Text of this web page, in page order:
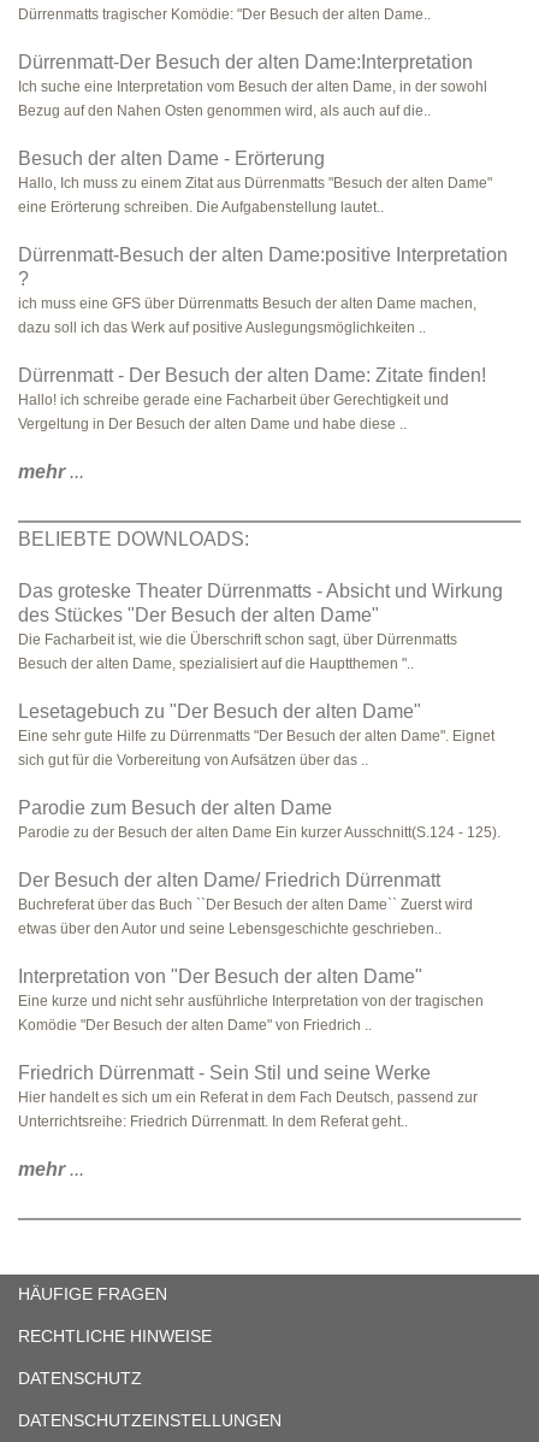
Dürrenmatts tragischer Komödie: "Der Besuch der alten Dame..
Dürrenmatt-Der Besuch der alten Dame:Interpretation
Ich suche eine Interpretation vom Besuch der alten Dame, in der sowohl
Bezug auf den Nahen Osten genommen wird, als auch auf die..
Besuch der alten Dame - Erörterung
Hallo, Ich muss zu einem Zitat aus Dürrenmatts "Besuch der alten Dame"
eine Erörterung schreiben. Die Aufgabenstellung lautet..
Dürrenmatt-Besuch der alten Dame:positive Interpretation
?
ich muss eine GFS über Dürrenmatts Besuch der alten Dame machen,
dazu soll ich das Werk auf positive Auslegungsmöglichkeiten ..
Dürrenmatt - Der Besuch der alten Dame: Zitate finden!
Hallo! ich schreibe gerade eine Facharbeit über Gerechtigkeit und
Vergeltung in Der Besuch der alten Dame und habe diese ..
mehr...
BELIEBTE DOWNLOADS:
Das groteske Theater Dürrenmatts - Absicht und Wirkung
des Stückes "Der Besuch der alten Dame"
Die Facharbeit ist, wie die Überschrift schon sagt, über Dürrenmatts
Besuch der alten Dame, spezialisiert auf die Hauptthemen "..
Lesetagebuch zu "Der Besuch der alten Dame"
Eine sehr gute Hilfe zu Dürrenmatts "Der Besuch der alten Dame". Eignet
sich gut für die Vorbereitung von Aufsätzen über das ..
Parodie zum Besuch der alten Dame
Parodie zu der Besuch der alten Dame Ein kurzer Ausschnitt(S.124 - 125).
Der Besuch der alten Dame/ Friedrich Dürrenmatt
Buchreferat über das Buch ``Der Besuch der alten Dame`` Zuerst wird
etwas über den Autor und seine Lebensgeschichte geschrieben..
Interpretation von "Der Besuch der alten Dame"
Eine kurze und nicht sehr ausführliche Interpretation von der tragischen
Komödie "Der Besuch der alten Dame" von Friedrich ..
Friedrich Dürrenmatt - Sein Stil und seine Werke
Hier handelt es sich um ein Referat in dem Fach Deutsch, passend zur
Unterrichtsreihe: Friedrich Dürrenmatt. In dem Referat geht..
mehr...
HÄUFIGE FRAGEN
RECHTLICHE HINWEISE
DATENSCHUTZ
DATENSCHUTZEINSTELLUNGEN